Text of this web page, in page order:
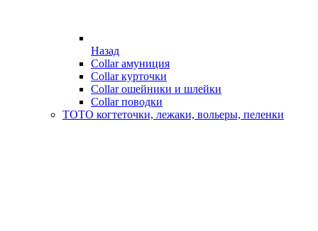
Назад
Collar амуниция
Collar курточки
Collar ошейники и шлейки
Collar поводки
ТОТО когтеточки, лежаки, вольеры, пеленки